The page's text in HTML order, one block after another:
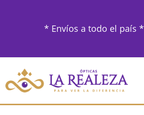
* Envíos a todo el país *